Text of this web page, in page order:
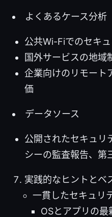
よくあるケース分析
公共Wi-Fiでのセキ
国外サービスの地域
企業向けのリモート
価
データソース
公開されたセキュリ
シーの監査報告、第
実践的なヒントとベ
一貫したセキュリ
OSとアプリの最